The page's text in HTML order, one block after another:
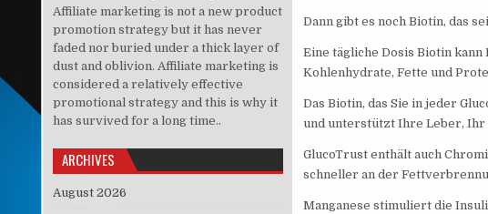
Dann gibt es noch Biotin, das
Eine tägliche Dosis Biotin
Kohlenhydrate, Fette und
Das Biotin, das Sie in jeder
und unterstützt Ihre Leber,
GlucoTrust enthält auch
schneller an der
Manganese stimuliert die
Affiliate marketing is not a new product
promotion strategy but it has never
faded nor buried under a thick layer of
dust and oblivion. Affiliate marketing is
considered a relatively effective
promotional strategy and this is why it
has survived for a long time..
ARCHIVES
August 2026